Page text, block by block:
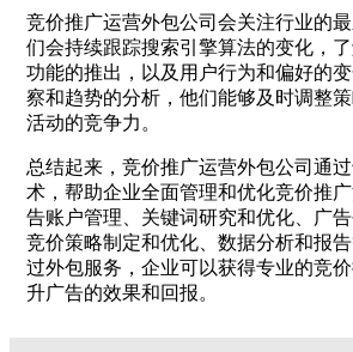
竞价推广运营外包公司会关注行业的
们会持续跟踪搜索引擎算法的变化，
功能的推出，以及用户行为和偏好的
察和趋势的分析，他们能够及时调整
活动的竞争力。
总结起来，竞价推广运营外包公司通
术，帮助企业全面管理和优化竞价推
告账户管理、关键词研究和优化、广告
竞价策略制定和优化、数据分析和报
过外包服务，企业可以获得专业的竞
升广告的效果和回报。